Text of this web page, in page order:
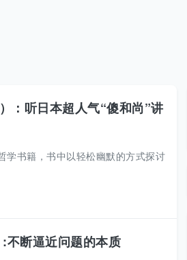
：听日本超人气“傻和尚”讲
学书籍，书中以轻松幽默的方式探讨
不断逼近问题的本质